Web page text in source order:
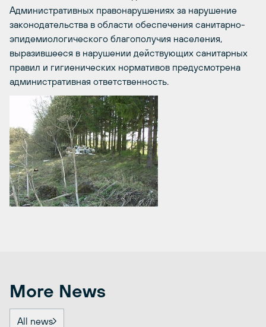
Административных правонарушениях за нарушение
законодательства в области обеспечения санитарно-
эпидемиологического благополучия населения,
выразившееся в нарушении действующих санитарных
правил и гигиенических нормативов предусмотрена
административная ответственность.
More News
All news